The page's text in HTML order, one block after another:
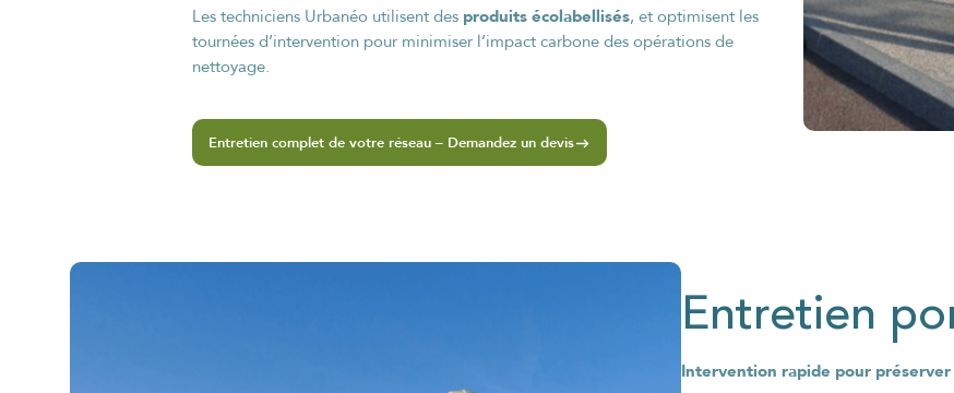
Les techniciens Urbanéo utilisent des produits écolabellisés, et optimisent les
tournées d’intervention pour minimiser l’impact carbone des opérations de
nettoyage.
Entretien complet de votre réseau – Demandez un devis
Entretien
Intervention rapide pour